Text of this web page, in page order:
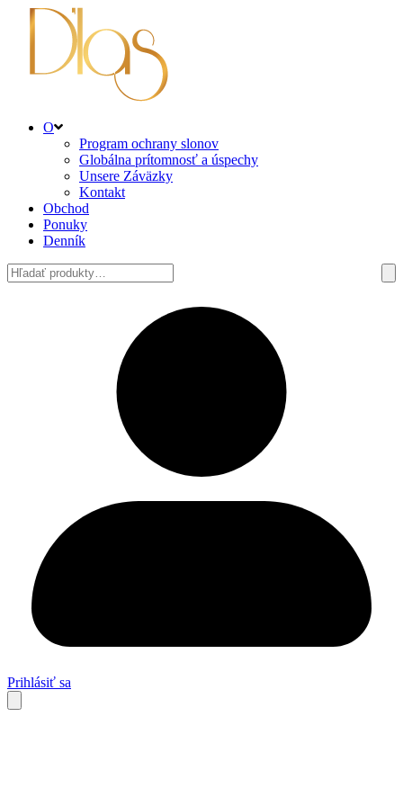
O
Program ochrany slonov
Globálna prítomnosť a úspechy
Unsere Záväzky
Kontakt
Obchod
Ponuky
Denník
Hľadať:
Prihlásiť sa